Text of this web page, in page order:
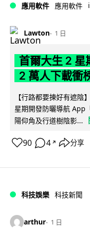
應用軟件 應用軟件
Lawton 1 日
首爾大生 2 星
2 萬人下載衝
【行路都要揀好有遮陰
星期開發防曬導航 App
陽仰角及行道樹陰影...
90 4 ↗ 分享
科技娛樂 科技新聞
arthur 1 日